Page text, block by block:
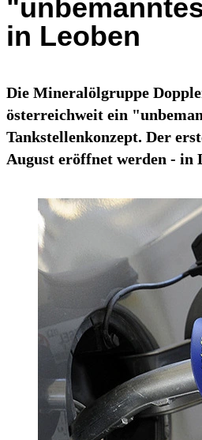
in Leoben
Die Mineralölgruppe
österreichweit ein
Tankstellenkonzept. Der
August eröffnet werden - in